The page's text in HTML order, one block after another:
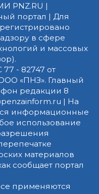
PNZ.RU |
портал | Для
в сфере
и массовых
- 82747 от
«ПНЗ». Главный
редакции 8
| На
информационные
использование
материалов
сообщает портал
применяются